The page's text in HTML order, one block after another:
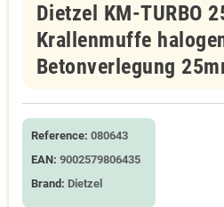
Dietzel KM-TURBO
Krallenmuffe
Betonverlegung
Reference: 080643
EAN: 9002579806435
Brand: Dietzel